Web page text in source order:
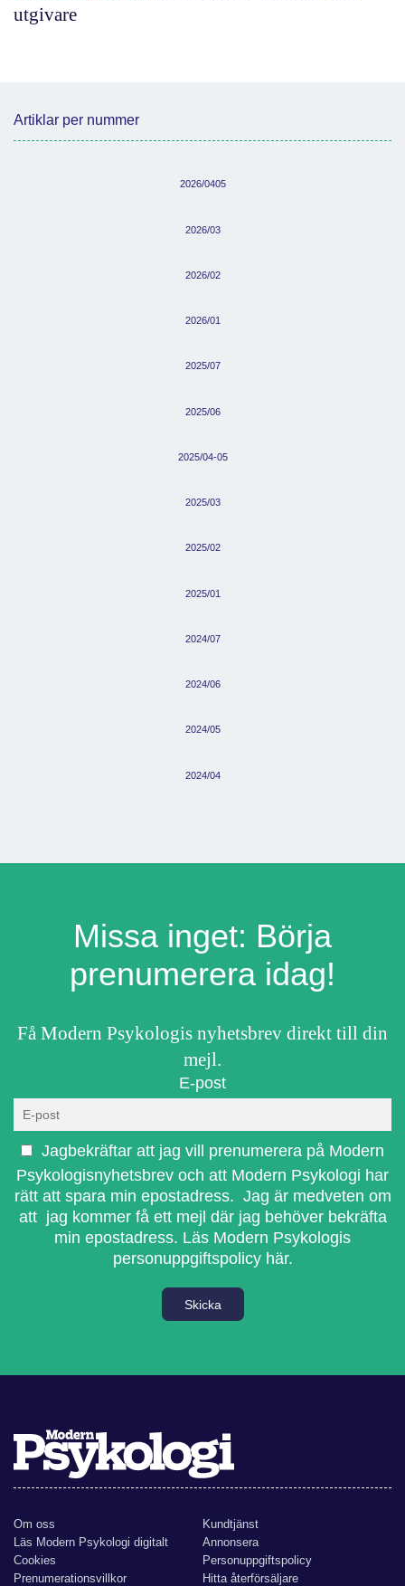
utgivare
Artiklar per nummer
2026/0405
2026/03
2026/02
2026/01
2025/07
2025/06
2025/04-05
2025/03
2025/02
2025/01
2024/07
2024/06
2024/05
2024/04
Missa inget: Börja
prenumerera idag!
Få Modern Psykologis nyhetsbrev direkt till din
mejl.
E-post
Jagbekräftar att jag vill prenumerera på Modern
Psykologisnyhetsbrev och att Modern Psykologi har
rätt att spara min epostadress. Jag är medveten om
att jag kommer få ett mejl där jag behöver bekräfta
min epostadress. Läs Modern Psykologis
personuppgiftspolicy här.
Skicka
Om oss
Kundtjänst
Läs Modern Psykologi digitalt
Annonsera
Cookies
Personuppgiftspolicy
Prenumerationsvillkor
Hitta återförsäljare